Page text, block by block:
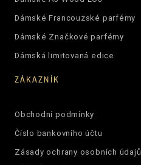
Dámské Francouzské parfémy
Dámské Značkové parfémy
Dámská limitovaná edice
ZÁKAZNÍK
Obchodní podmínky
Číslo bankovního účtu
Zásady ochrany osobních údajů